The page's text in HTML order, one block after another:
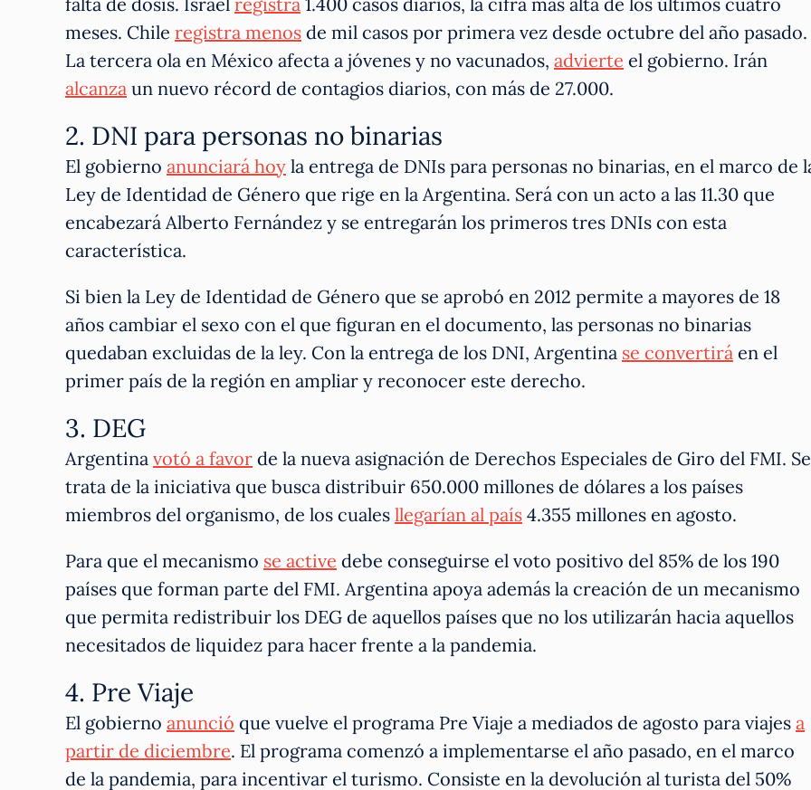
meses. Chile registra menos de mil casos por primera vez desde octubre del año pasado.
La tercera ola en México afecta a jóvenes y no vacunados, advierte el gobierno. Irán
alcanza un nuevo récord de contagios diarios, con más de 27.000.
2. DNI para personas no binarias
El gobierno anunciará hoy la entrega de DNIs para personas no binarias, en el marco de
Ley de Identidad de Género que rige en la Argentina. Será con un acto a las 11.30 que
encabezará Alberto Fernández y se entregarán los primeros tres DNIs con esta
característica.
Si bien la Ley de Identidad de Género que se aprobó en 2012 permite a mayores de 18
años cambiar el sexo con el que figuran en el documento, las personas no binarias
quedaban excluidas de la ley. Con la entrega de los DNI, Argentina se convertirá en el
primer país de la región en ampliar y reconocer este derecho.
3. DEG
Argentina votó a favor de la nueva asignación de Derechos Especiales de Giro del FMI. Se
trata de la iniciativa que busca distribuir 650.000 millones de dólares a los países
miembros del organismo, de los cuales llegarían al país 4.355 millones en agosto.
Para que el mecanismo se active debe conseguirse el voto positivo del 85% de los 190
países que forman parte del FMI. Argentina apoya además la creación de un mecanismo
que permita redistribuir los DEG de aquellos países que no los utilizarán hacia aquellos
necesitados de liquidez para hacer frente a la pandemia.
4. Pre Viaje
El gobierno anunció que vuelve el programa Pre Viaje a mediados de agosto para viajes a
partir de diciembre. El programa comenzó a implementarse el año pasado, en el marco
de la pandemia, para incentivar el turismo. Consiste en la devolución al turista del 50%